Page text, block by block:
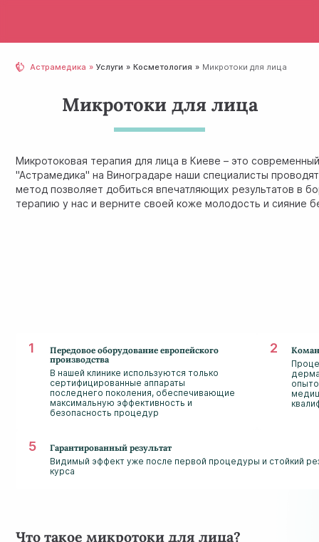
Астрамедика Услуги Косметология Микротоки для лица
Микротоки для лица
Микротоковая терапия для лица в Киеве – это
"Астрамедика" на Виноградаре наши специалисты
метод позволяет добиться впечатляющих результатов в
терапию у нас и верните своей коже молодость и сияние
Передовое оборудование европейского
производства
В нашей клинике используются только
сертифицированные аппараты
последнего поколения, обеспечивающие
максимальную эффективность и
безопасность процедур
Гарантированный результат
Видимый эффект уже после первой процедуры и стойкий
курса
Что такое микротоки для лица?